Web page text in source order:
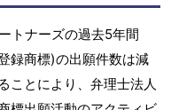
トナーズの過去5年間
録商標)の出願件数は減
ことにより、弁理士法人